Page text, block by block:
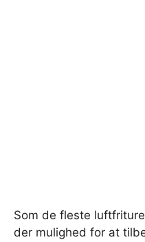
Som de fleste
der mulighed for at